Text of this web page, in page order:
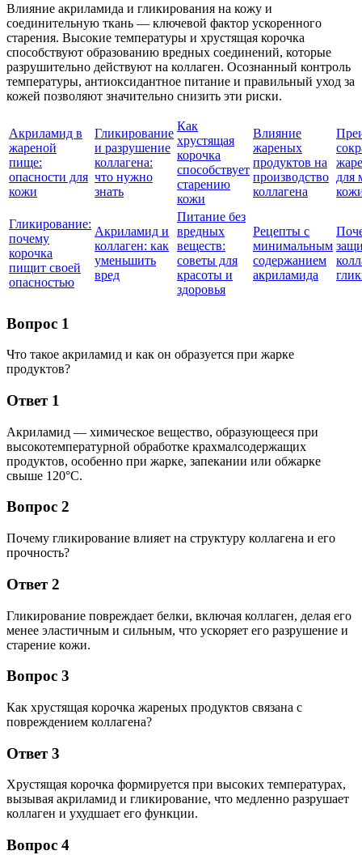
Влияние акриламида и гликирования на кожу и
соединительную ткань — ключевой фактор ускоренного
старения. Высокие температуры и хрустящая корочка
способствуют образованию вредных соединений, которые
разрушительно действуют на коллаген. Осознанный контроль
температуры, антиоксидантное питание и правильный уход за
кожей позволяют значительно снизить эти риски.
Акриламид в
жареной
пище:
опасности для
кожи
Гликирование
и разрушение
коллагена:
что нужно
знать
Как
хрустящая
корочка
способствует
старению
кожи
Влияние
жареных
продуктов на
производство
коллагена
для
Гликирование:
почему
корочка
пищит своей
опасностью
Акриламид и
коллаген: как
уменьшить
вред
Питание без
вредных
веществ:
советы для
красоты и
здоровья
Рецепты с
минимальным
содержанием
акриламида
Вопрос 1
Что такое акриламид и как он образуется при жарке
продуктов?
Ответ 1
Акриламид — химическое вещество, образующееся при
высокотемпературной обработке крахмалсодержащих
продуктов, особенно при жарке, запекании или обжарке
свыше 120°C.
Вопрос 2
Почему гликирование влияет на структуру коллагена и его
прочность?
Ответ 2
Гликирование повреждает белки, включая коллаген, делая его
менее эластичным и сильным, что ускоряет его разрушение и
старение кожи.
Вопрос 3
Как хрустящая корочка жареных продуктов связана с
повреждением коллагена?
Ответ 3
Хрустящая корочка формируется при высоких температурах,
вызывая акриламид и гликирование, что медленно разрушает
коллаген и ухудшает его функции.
Вопрос 4